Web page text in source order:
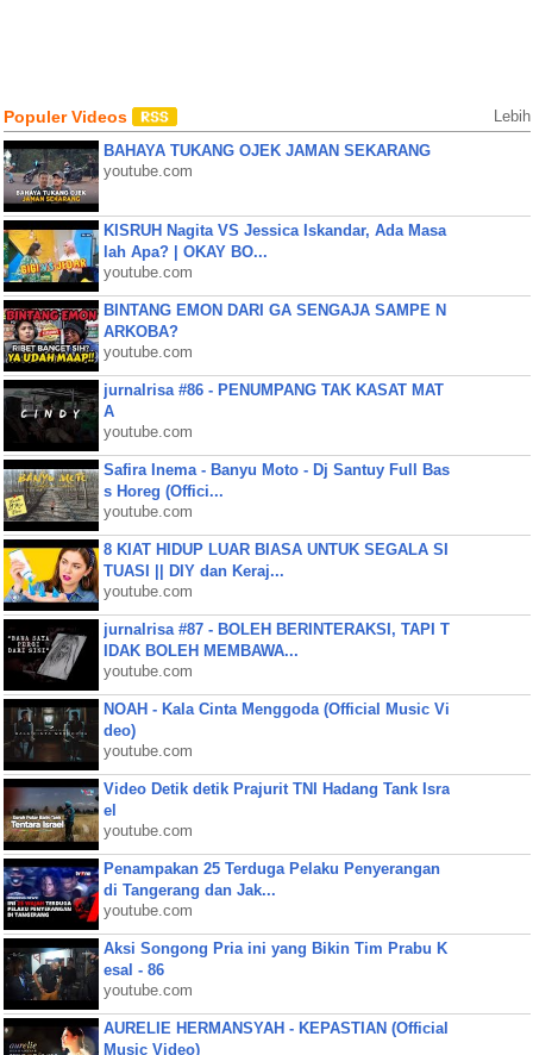
Populer Videos Lebih
BAHAYA TUKANG OJEK JAMAN SEKARANG
youtube.com
KISRUH Nagita VS Jessica Iskandar, Ada Masa
lah Apa? | OKAY BO...
youtube.com
BINTANG EMON DARI GA SENGAJA SAMPE N
ARKOBA?
youtube.com
jurnalrisa #86 - PENUMPANG TAK KASAT MAT
A
youtube.com
Safira Inema - Banyu Moto - Dj Santuy Full Bas
s Horeg (Offici...
youtube.com
8 KIAT HIDUP LUAR BIASA UNTUK SEGALA SI
TUASI || DIY dan Keraj...
youtube.com
jurnalrisa #87 - BOLEH BERINTERAKSI, TAPI T
IDAK BOLEH MEMBAWA...
youtube.com
NOAH - Kala Cinta Menggoda (Official Music Vi
deo)
youtube.com
Video Detik detik Prajurit TNI Hadang Tank Isra
el
youtube.com
Penampakan 25 Terduga Pelaku Penyerangan
di Tangerang dan Jak...
youtube.com
Aksi Songong Pria ini yang Bikin Tim Prabu K
esal - 86
youtube.com
AURELIE HERMANSYAH - KEPASTIAN (Official
Music Video)